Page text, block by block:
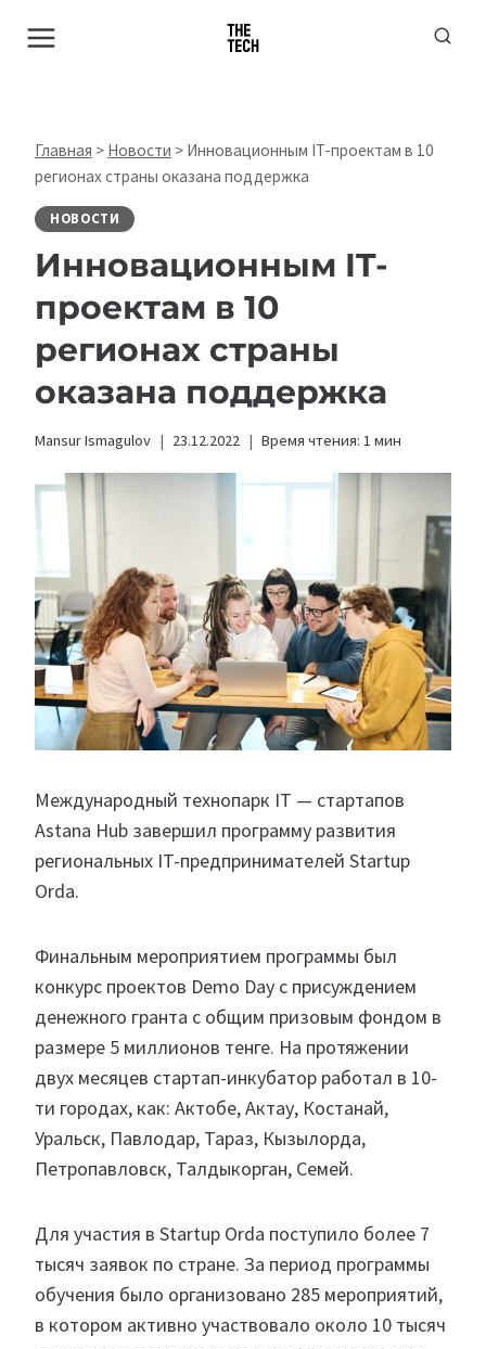
Главная > Новости > Инновационным IT-проектам в 10
регионах страны оказана поддержка
НОВОСТИ
Инновационным IT-
проектам в 10
регионах страны
оказана поддержка
Mansur Ismagulov 23.12.2022 Время чтения: 1 мин
Международный технопарк IT — стартапов
Astana Hub завершил программу развития
региональных IT-предпринимателей Startup
Orda.
Финальным мероприятием программы был
конкурс проектов Demo Day с присуждением
денежного гранта с общим призовым фондом в
размере 5 миллионов тенге. На протяжении
двух месяцев стартап-инкубатор работал в 10-
ти городах, как: Актобе, Актау, Костанай,
Уральск, Павлодар, Тараз, Кызылорда,
Петропавловск, Талдыкорган, Семей.
Для участия в Startup Orda поступило более 7
тысяч заявок по стране. За период программы
обучения было организовано 285 мероприятий,
в котором активно участвовало около 10 тысяч